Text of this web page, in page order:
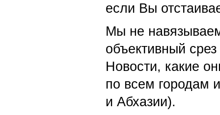
если Вы
Мы не
объективный
Новости, какие
по всем городам
и Абхазии).